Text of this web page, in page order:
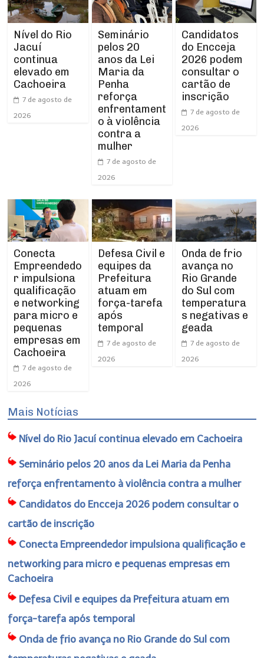
Nível do Rio
Jacuí
continua
elevado em
Cachoeira
7 de agosto de
2026
Seminário
pelos 20
anos da Lei
Maria da
Penha
reforça
enfrentament
o à violência
contra a
mulher
7 de agosto de
2026
Candidatos
do Encceja
2026 podem
consultar o
cartão de
inscrição
7 de agosto de
2026
Conecta
Empreendedo
r impulsiona
qualificação
e networking
para micro e
pequenas
empresas em
Cachoeira
7 de agosto de
2026
Defesa Civil e
equipes da
Prefeitura
atuam em
força-tarefa
após
temporal
7 de agosto de
2026
Onda de frio
avança no
Rio Grande
do Sul com
temperatura
s negativas e
geada
7 de agosto de
2026
Mais Notícias
Nível do Rio Jacuí continua elevado em Cachoeira
Seminário pelos 20 anos da Lei Maria da Penha
reforça enfrentamento à violência contra a mulher
Candidatos do Encceja 2026 podem consultar o
cartão de inscrição
Conecta Empreendedor impulsiona qualificação e
networking para micro e pequenas empresas em
Cachoeira
Defesa Civil e equipes da Prefeitura atuam em
força-tarefa após temporal
Onda de frio avança no Rio Grande do Sul com